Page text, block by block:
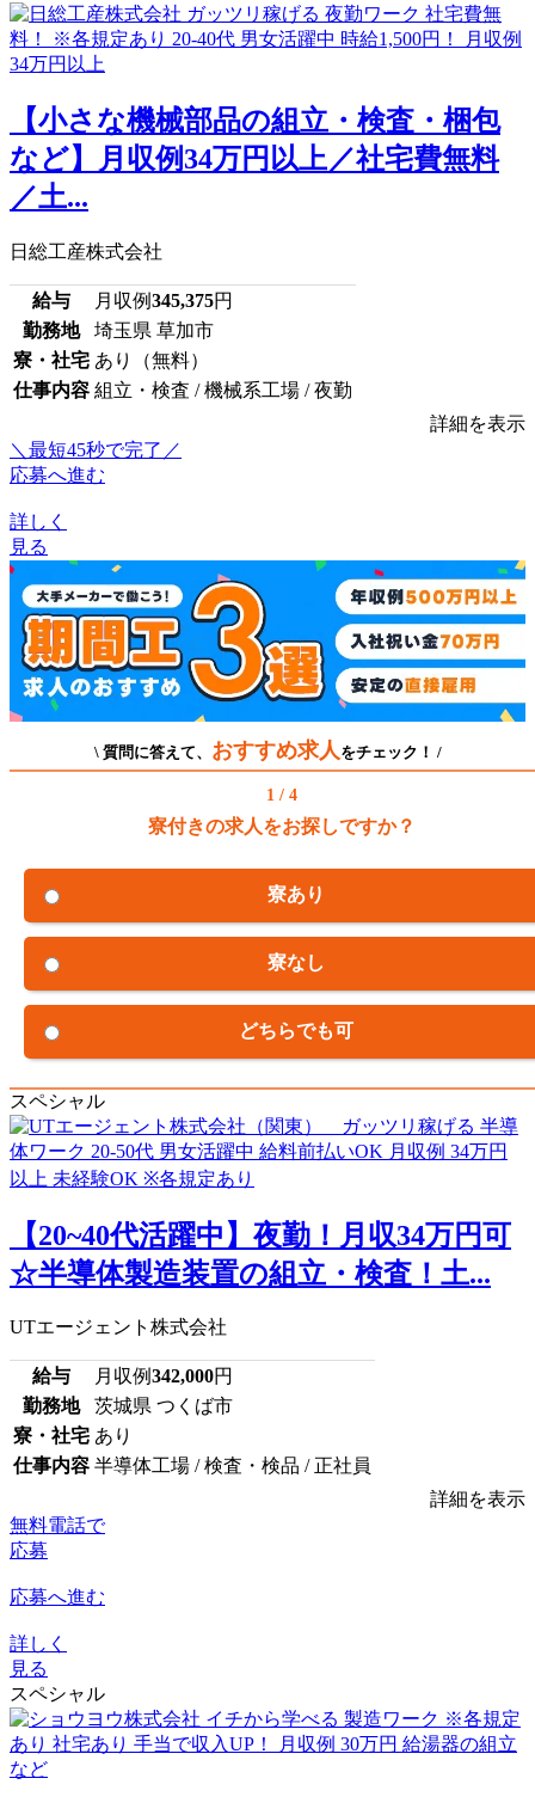
【小さな機械部品の組立・検査・梱包
など】月収例34万円以上／社宅費無料
／土...
日総工産株式会社
給与 月収例345,375円
勤務地
埼玉県 草加市
寮・社宅 あり（無料）
仕事内容 組立・検査 / 機械系工場 / 夜勤
詳細を表示
＼最短45秒で完了／
応募へ進む
詳しく
見る
\ 質問に答えて、 おすすめ求人 をチェック！ /
1 / 4
寮付きの求人をお探しですか？
寮あり
寮なし
どちらでも可
スペシャル
【20~40代活躍中】夜勤！月収34万円可
☆半導体製造装置の組立・検査！土...
UTエージェント株式会社
給与 月収例342,000円
勤務地
茨城県 つくば市
寮・社宅 あり
仕事内容 半導体工場 / 検査・検品 / 正社員
詳細を表示
無料電話で
応募
応募へ進む
詳しく
見る
スペシャル